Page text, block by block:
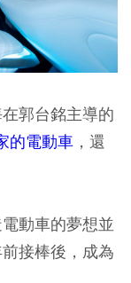
郭台銘主導的
的電動車 ，還
動車的夢想並
接棒後，成為